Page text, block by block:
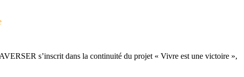
s’inscrit dans la continuité du projet « Vivre est une victoire »,